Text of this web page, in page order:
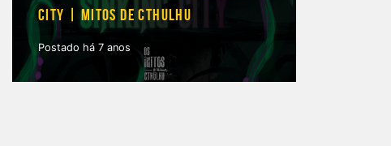
CITY | MITOS DE CTHULHU
Postado há 7 anos